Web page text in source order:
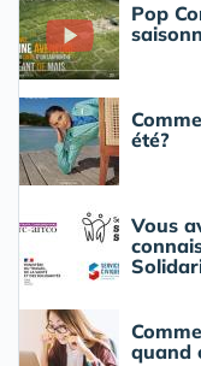
Pop
été?
Vous
quand